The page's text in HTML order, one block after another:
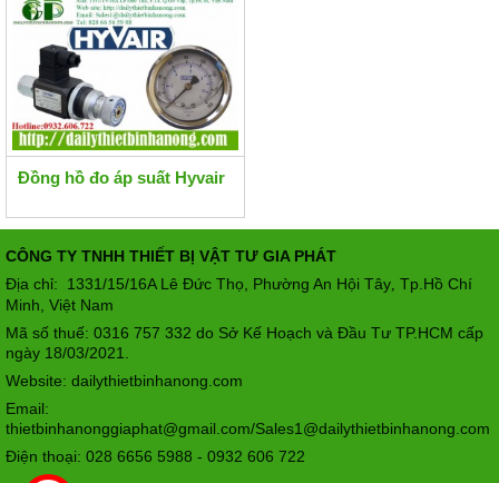
Đồng hồ đo áp suất Hyvair
CÔNG TY TNHH THIẾT BỊ VẬT TƯ GIA PHÁT
Địa chỉ: 1331/15/16A Lê Đức Thọ, Phường An Hội Tây Tp.Hồ Chí
Minh, Việt Nam
Mã số thuế: 0316 757 332 do Sở Kế Hoạch và Đầu Tư TP.HCM cấp
ngày 18/03/2021.
Website: dailythietbinhanong.com
Email:
thietbinhanonggiaphat@gmail.com/Sales1@dailythietbinhanong.com
Điện thoại: 028 6656 5988 - 0932 606 722